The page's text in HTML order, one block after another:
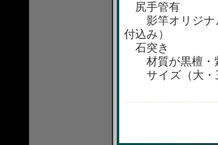
尻手管有
影竿オリジナ
付込み）
石突き
材質が黒檀・
サイズ（大・